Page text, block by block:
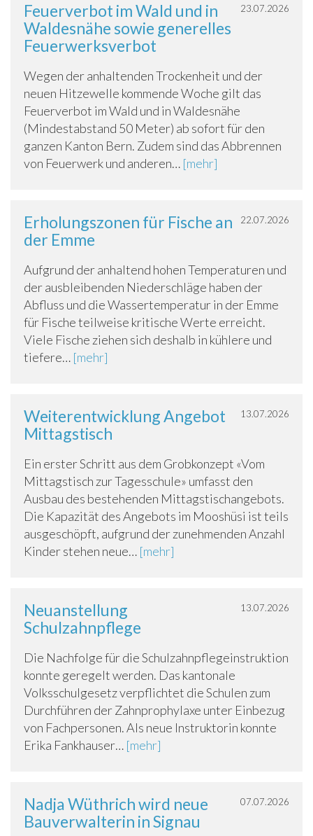
23.07.2026
Feuerverbot im Wald und in
Waldesnähe sowie generelles
Feuerwerksverbot
Wegen der anhaltenden Trockenheit und der
neuen Hitzewelle kommende Woche gilt das
Feuerverbot im Wald und in Waldesnähe
(Mindestabstand 50 Meter) ab sofort für den
ganzen Kanton Bern. Zudem sind das Abbrennen
von Feuerwerk und anderen… [mehr]
22.07.2026
Erholungszonen für Fische an
der Emme
Aufgrund der anhaltend hohen Temperaturen und
der ausbleibenden Niederschläge haben der
Abfluss und die Wassertemperatur in der Emme
für Fische teilweise kritische Werte erreicht.
Viele Fische ziehen sich deshalb in kühlere und
tiefere… [mehr]
13.07.2026
Weiterentwicklung Angebot
Mittagstisch
Ein erster Schritt aus dem Grobkonzept «Vom
Mittagstisch zur Tagesschule» umfasst den
Ausbau des bestehenden Mittagstischangebots.
Die Kapazität des Angebots im Mooshüsi ist teils
ausgeschöpft, aufgrund der zunehmenden Anzahl
Kinder stehen neue… [mehr]
13.07.2026
Neuanstellung
Schulzahnpflege
Die Nachfolge für die Schulzahnpflegeinstruktion
konnte geregelt werden. Das kantonale
Volksschulgesetz verpflichtet die Schulen zum
Durchführen der Zahnprophylaxe unter Einbezug
von Fachpersonen. Als neue Instruktorin konnte
Erika Fankhauser… [mehr]
07.07.2026
Nadja Wüthrich wird neue
Bauverwalterin in Signau